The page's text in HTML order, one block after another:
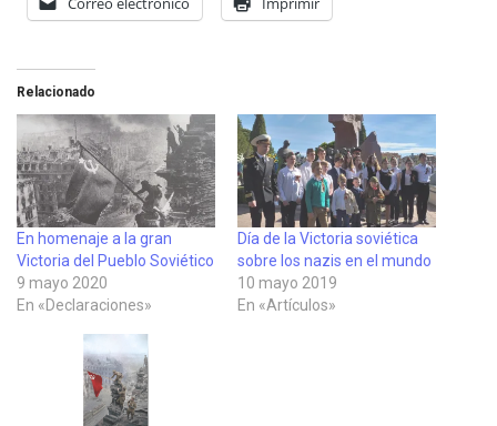
Relacionado
En homenaje a la gran
Victoria del Pueblo Soviético
9 mayo 2020
En «Declaraciones»
Día de la Victoria soviética
sobre los nazis en el mundo
10 mayo 2019
En «Artículos»